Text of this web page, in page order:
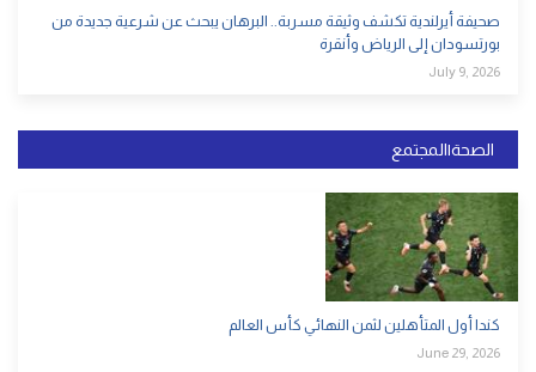
صحيفة أيرلندية تكشف وثيقة مسربة.. البرهان يبحث عن شرعية جديدة من
بورتسودان إلى الرياض وأنقرة
July 9, 2026
الصحة|المجتمع
كندا أول المتأهلين لثمن النهائي كأس العالم
June 29, 2026